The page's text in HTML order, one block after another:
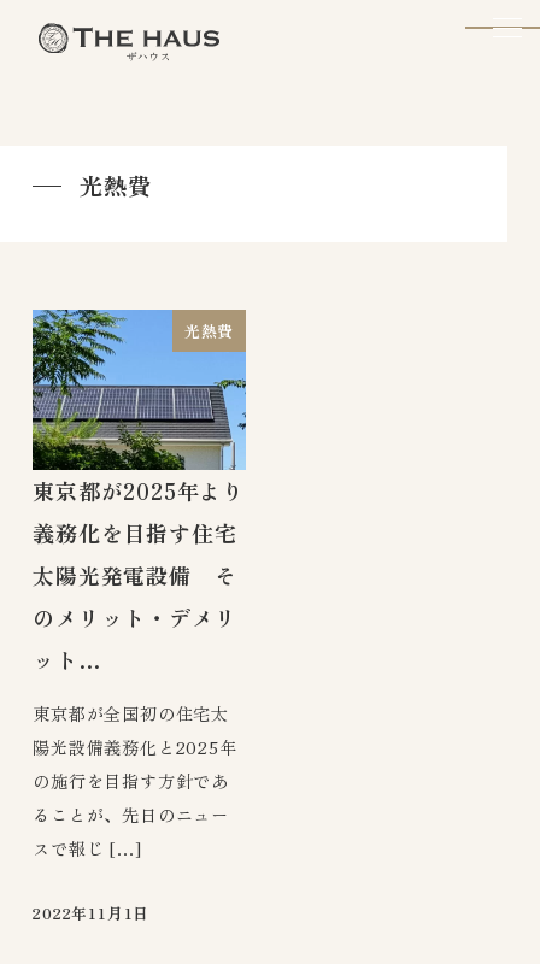
光熱費
光熱費
東京都が2025年より
義務化を目指す住宅
太陽光発電設備 そ
のメリット・デメリ
ット…
東京都が全国初の住宅太
陽光設備義務化と2025年
の施行を目指す方針であ
ることが、先日のニュー
スで報じ […]
2022年11月1日